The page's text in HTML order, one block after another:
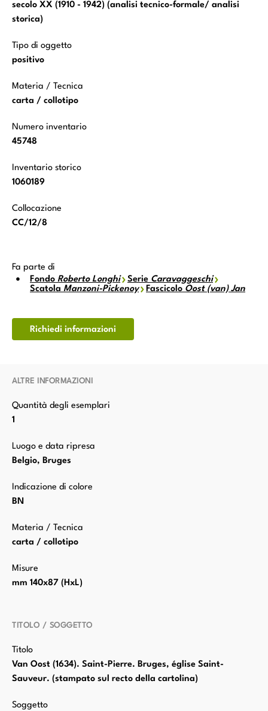
secolo XX (1910 - 1942) (analisi tecnico-formale/ analisi
storica)
Tipo di oggetto
positivo
Materia / Tecnica
carta / collotipo
Numero inventario
45748
Inventario storico
1060189
Collocazione
CC/12/8
Fa parte di
Fondo Roberto Longhi Serie Caravaggeschi
Scatola Manzoni-Pickenoy Fascicolo Oost (van) Jan
Richiedi informazioni
ALTRE INFORMAZIONI
Quantità degli esemplari
1
Luogo e data ripresa
Belgio, Bruges
Indicazione di colore
BN
Materia / Tecnica
carta / collotipo
Misure
mm 140x87 (HxL)
TITOLO / SOGGETTO
Titolo
Van Oost (1634). Saint-Pierre. Bruges, église Saint-
Sauveur. (stampato sul recto della cartolina)
Soggetto